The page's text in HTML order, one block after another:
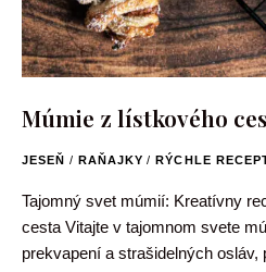
Múmie z lístkového
JESEŇ / RAŇAJKY / RÝCHLE
Tajomný svet múmií: Kreatívny
cesta Vitajte v tajomnom svete
prekvapení a strašidelných